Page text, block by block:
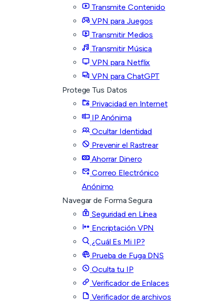
Transmite Contenido
VPN para Juegos
Transmitir Medios
Transmitir Música
VPN para Netflix
VPN para ChatGPT
Protege Tus Datos
Privacidad en Internet
IP Anónima
Ocultar Identidad
Prevenir el Rastrear
Ahorrar Dinero
Correo Electrónico
Anónimo
Navegar de Forma Segura
Seguridad en Línea
Encriptación VPN
¿Cuál Es Mi IP?
Prueba de Fuga DNS
Oculta tu IP
Verificador de Enlaces
Verificador de archivos